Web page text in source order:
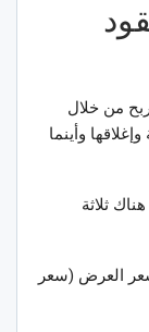
من خلال
وأينما
ثلاثة
العرض (سعر